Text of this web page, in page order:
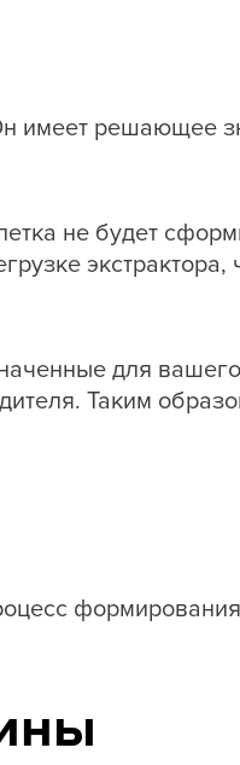
имеет решающее
не будет
экстрактора,
для
Таким